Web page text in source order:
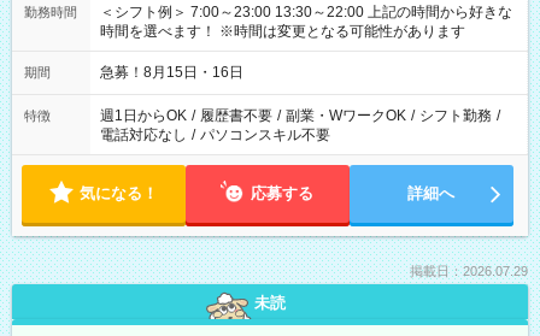
勤務時間
＜シフト例＞ 7:00～23:00 13:30～22:00 上記の時間から好きな
時間を選べます！ ※時間は変更となる可能性があります
期間 急募！8月15日・16日
特徴 週1日からOK / 履歴書不要 / 副業・WワークOK / シフト勤務 /
電話対応なし / パソコンスキル不要
気になる！ 応募する 詳細へ
掲載日：2026.07.29
未読